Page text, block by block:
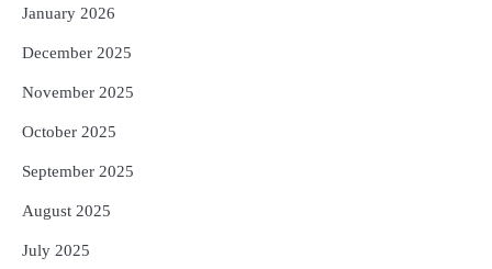
January 2026
December 2025
November 2025
October 2025
September 2025
August 2025
July 2025